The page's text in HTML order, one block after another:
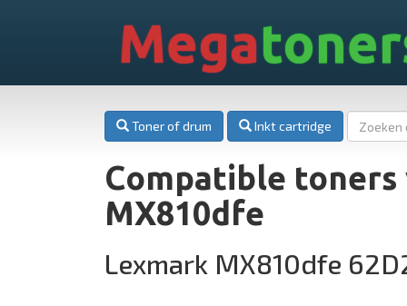
Mega
Toner of drum Inkt cartridge
Compatible
MX810dfe
Lexmark MX810dfe